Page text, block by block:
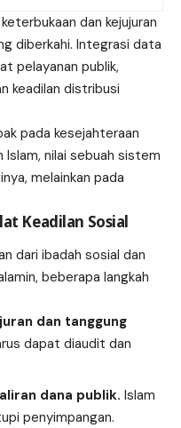
dan kejujuran
diberkahi. Integrasi data
pelayanan publik,
keadilan distribusi
pada kesejahteraan
Islam, nilai sebuah sistem
melainkan pada
Keadilan Sosial
dari ibadah sosial dan
beberapa langkah
dan tanggung
dapat diaudit dan
dana publik. Islam
penyimpangan.